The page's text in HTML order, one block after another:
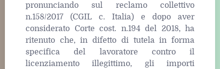
pronunciando sul reclamo collettivo
n.158/2017 (CGIL c. Italia) e dopo aver
considerato Corte cost. n.194 del 2018, ha
ritenuto che, in difetto di tutela in forma
specifica del lavoratore contro il
licenziamento illegittimo, gli importi